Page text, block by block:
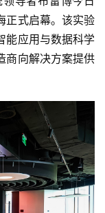
正式启幕。该实验
能应用与数据科学
商向解决方案提供